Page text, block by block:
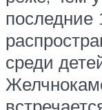
последние
среди